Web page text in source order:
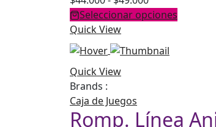
de
$44.000
Seleccionar opciones
Quick View
Quick View
Brands :
Caja de Juegos
Romp. Línea